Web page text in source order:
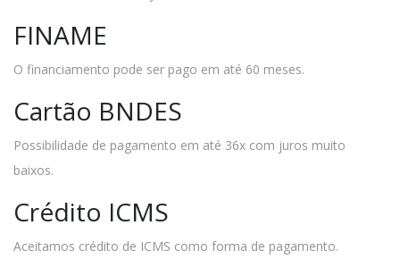
FINAME
O financiamento pode ser pago em até 60 meses.
Cartão BNDES
Possibilidade de pagamento em até 36x com juros muito
baixos.
Crédito ICMS
Aceitamos crédito de ICMS como forma de pagamento.